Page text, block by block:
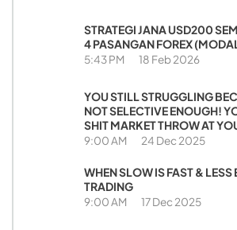
STRATEGI JANA USD200
4 PASANGAN FOREX
5:43 PM 18 Feb 2026
YOU STILL STRUGGLING
NOT SELECTIVE ENOUGH!
SHIT MARKET THROW AT
9:00 AM 24 Dec 2025
WHEN SLOW IS FAST & LESS
TRADING
9:00 AM 17 Dec 2025